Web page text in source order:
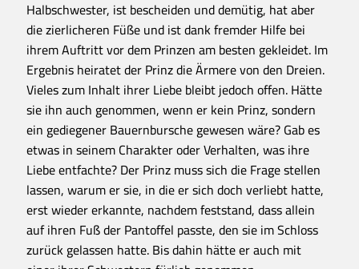
Halbschwester, ist bescheiden und demütig, hat aber
die zierlicheren Füße und ist dank fremder Hilfe bei
ihrem Auftritt vor dem Prinzen am besten gekleidet. Im
Ergebnis heiratet der Prinz die Ärmere von den Dreien.
Vieles zum Inhalt ihrer Liebe bleibt jedoch offen. Hätte
sie ihn auch genommen, wenn er kein Prinz, sondern
ein gediegener Bauernbursche gewesen wäre? Gab es
etwas in seinem Charakter oder Verhalten, was ihre
Liebe entfachte? Der Prinz muss sich die Frage stellen
lassen, warum er sie, in die er sich doch verliebt hatte,
erst wieder erkannte, nachdem feststand, dass allein
auf ihren Fuß der Pantoffel passte, den sie im Schloss
zurück gelassen hatte. Bis dahin hätte er auch mit